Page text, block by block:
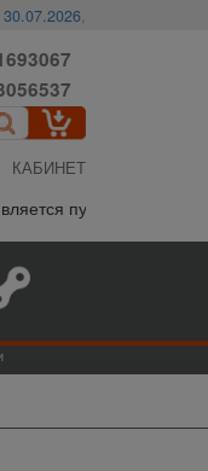
30.07.2026,
КАБИНЕТ
публичной